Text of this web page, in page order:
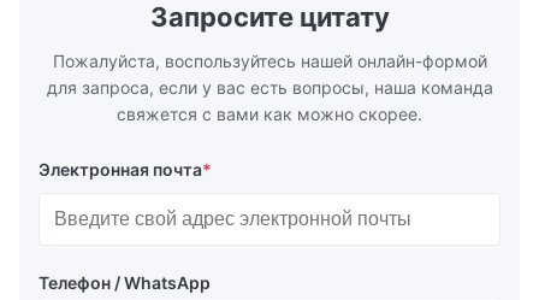
Запросите цитату
Пожалуйста, воспользуйтесь нашей онлайн-формой
для запроса, если у вас есть вопросы, наша команда
свяжется с вами как можно скорее.
Электронная почта*
Телефон / WhatsApp